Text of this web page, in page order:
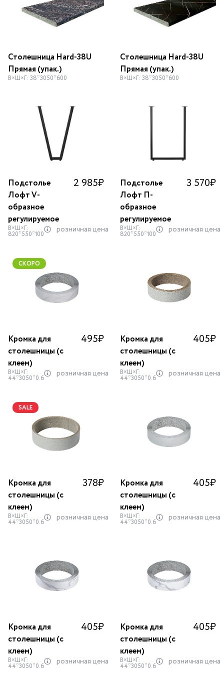
Столешница Hard-38U
Прямая (упак.)
В×Ш×Г: 38*3050*600
Столешница Hard-38U
Прямая (упак.)
В×Ш×Г: 38*3050*600
Подстолье
Лофт V-
образное
регулируемое
2 985₽
В×Ш×Г:
820*550*100 розничная цена
Подстолье
Лофт П-
образное
регулируемое
3 570₽
В×Ш×Г:
820*550*100 розничная цена
Кромка для
столешницы (с
клеем)
495₽
В×Ш×Г:
44*3050*0.6 розничная цена
СКОРО
Кромка для
столешницы (с
клеем)
405₽
В×Ш×Г:
44*3050*0.6 розничная цена
Кромка для
столешницы (с
клеем)
378₽
В×Ш×Г:
44*3050*0.6 розничная цена
SALE
Кромка для
столешницы (с
клеем)
405₽
В×Ш×Г:
44*3050*0.6 розничная цена
Кромка для
столешницы (с
клеем)
405₽
В×Ш×Г:
44*3050*0.6 розничная цена
Кромка для
столешницы (с
клеем)
405₽
В×Ш×Г:
44*3050*0.6 розничная цена